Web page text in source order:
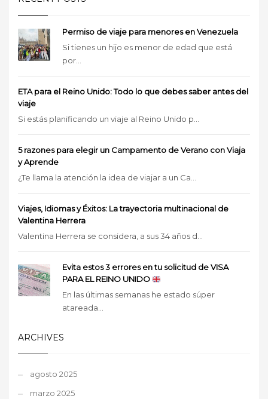
Permiso de viaje para menores en Venezuela
Si tienes un hijo es menor de edad que está
por...
ETA para el Reino Unido: Todo lo que debes saber antes del
viaje
Si estás planificando un viaje al Reino Unido p...
5 razones para elegir un Campamento de Verano con Viaja
y Aprende
¿Te llama la atención la idea de viajar a un Ca...
Viajes, Idiomas y Éxitos: La trayectoria multinacional de
Valentina Herrera
Valentina Herrera se considera, a sus 34 años d...
Evita estos 3 errores en tu solicitud de VISA
PARA EL REINO UNIDO
En las últimas semanas he estado súper
atareada...
ARCHIVES
agosto 2025
marzo 2025